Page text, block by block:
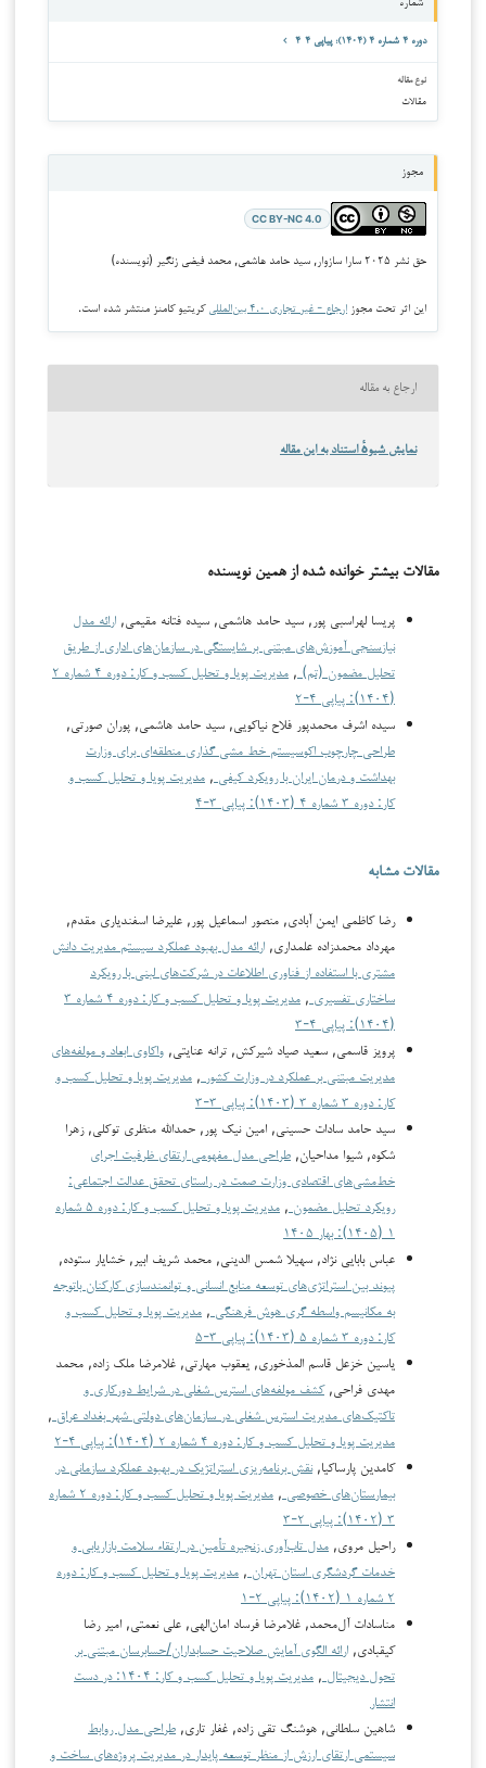
شماره
دوره ۴ شماره ۴ (۱۴۰۴): پیاپی ۴-۴
نوع مقاله
مقالات
مجوز
CC BY-NC 4.0
حق نشر ۲۰۲۵ سارا سازوار, سید حامد هاشمی, محمد فیضی زنگیر (نویسنده)
این اثر تحت مجوز ارجاع - غیر تجاری ۴.۰ بین‌المللی کریتیو کامنز منتشر شده است.
ارجاع به مقاله
نمایش شیوهٔ استناد به این مقاله
مقالات بیشتر خوانده شده از همین نویسنده
پریسا لهراسبی پور, سید حامد هاشمی, سیده فتانه مقیمی, ارائه مدل
نیازسنجی آموزش‌های مبتنی بر شایستگی در سازمان‌های اداری از طریق
تحلیل مضمون (تم) ,
مدیریت پویا و تحلیل کسب و کار: دوره ۴ شماره ۲
(۱۴۰۴): پیاپی ۴-۲
سیده اشرف محمدپور فلاح نیاکویی, سید حامد هاشمی, پوران صورتی,
طراحی چارچوب اکوسیستم خط مشی گذاری منطقه‌ای برای وزارت
بهداشت و درمان ایران با رویکرد کیفی , مدیریت پویا و تحلیل کسب و
کار: دوره ۳ شماره ۴ (۱۴۰۳): پیاپی ۳-۴
مقالات مشابه
رضا کاظمی ایمن آبادی, منصور اسماعیل پور, علیرضا اسفندیاری مقدم,
مهرداد محمدزاده علمداری, ارائه مدل بهبود عملکرد سیستم‌ مدیریت دانش
مشتری با استفاده از فناوری اطلاعات در شرکت‌های لبنی با رویکرد
ساختاری تفسیری ,
مدیریت پویا و تحلیل کسب و کار: دوره ۴ شماره ۳
(۱۴۰۴): پیاپی ۴-۳
پرویز قاسمی, سعید صیاد شیرکش, ترانه عنایتی, واکاوی ابعاد و مولفه‌های
مدیریت مبتنی بر عملکرد در وزارت کشور , مدیریت پویا و تحلیل کسب و
کار: دوره ۳ شماره ۳ (۱۴۰۳): پیاپی ۳-۳
سید حامد سادات حسینی, امین نیک پور, حمدالله منظری توکلی, زهرا
شکوه, شیوا مداحیان, طراحی مدل مفهومی ارتقای ظرفیت اجرای
خط‌مشی‌های اقتصادی وزارت صمت در راستای تحقق عدالت اجتماعی:
رویکرد تحلیل مضمون ,
مدیریت پویا و تحلیل کسب و کار: دوره ۵ شماره
۱ (۱۴۰۵): بهار ۱۴۰۵
عباس بابایی نژاد, سهیلا شمس الدینی, محمد شریف ابیر, خشایار ستوده,
پیوند بین ‌استراتژی‌های توسعه منابع انسانی و توانمندسازی کارکنان باتوجه
به مکانیسم واسطه گری هوش فرهنگی , مدیریت پویا و تحلیل کسب و
کار: دوره ۳ شماره ۵ (۱۴۰۳): پیاپی ۳-۵
یاسین خزعل قاسم المذخوری, یعقوب مهارتی, غلامرضا ملک زاده, محمد
مهدی فراحی,کشف مولفه‌های استرس شغلی در شرایط دورکاری و
تاکتیک‌های مدیریت استرس شغلی در سازمان‌های دولتی شهر بغداد عراق ,
مدیریت پویا و تحلیل کسب و کار: دوره ۴ شماره ۲ (۱۴۰۴): پیاپی ۴-۲
کامدین پارساکیا,نقش برنامه‌ریزی استراتژیک در بهبود عملکرد سازمانی در
بیمارستان‌های خصوصی ,
مدیریت پویا و تحلیل کسب و کار: دوره ۲ شماره
۳ (۱۴۰۲): پیاپی ۲-۳
راحیل مروی, مدل تاب‌آوری زنجیره تأمین در ارتقاء سلامت بازاریابی و
خدمات گردشگری استان تهران , مدیریت پویا و تحلیل کسب و کار: دوره
۲ شماره ۱ (۱۴۰۲): پیاپی ۲-۱
مناسادات آل‌محمد, غلامرضا فرساد امان‌الهی, علی نعمتی, امیر رضا
کیقبادی, ارائه الگوی آمایش صلاحیت حسابداران/حسابرسان مبتنی بر
تحول دیجیتال ,
مدیریت پویا و تحلیل کسب و کار: ۱۴۰۴: در دست
انتشار
شاهین سلطانی, هوشنگ تقی زاده, غفار تاری, طراحی مدل روابط
سیستمی ارتقای ارزش از منظر توسعه پایدار در مدیریت پروژه‌های ساخت و